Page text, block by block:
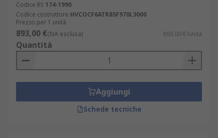
Codice RS 174-1990
Codice costruttore HVCOCF6ATR8SF970L3000
Prezzo per 1 unità
893,00 €(IVA esclusa) 893,00 €/unità
Quantità
Aggiungi
Schede tecniche